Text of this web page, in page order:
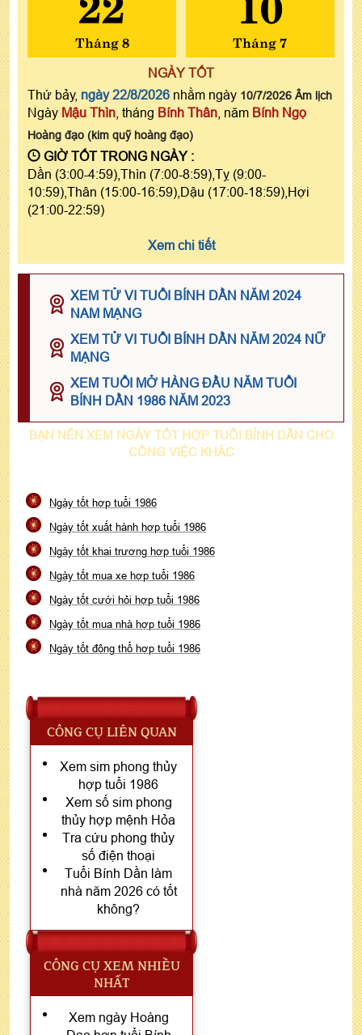
Tháng 8 Tháng 7
NGÀY TỐT
Thứ bảy, ngày 22/8/2026 nhằm ngày 10/7/2026 Âm lịch
Ngày Mậu Thìn , tháng Bính Thân , năm Bính Ngọ
Hoàng đạo (kim quỹ hoàng đạo)
GIỜ TỐT TRONG NGÀY :
Dần (3:00-4:59),Thìn (7:00-8:59),Tỵ (9:00-
10:59),Thân (15:00-16:59),Dậu (17:00-18:59),Hợi
(21:00-22:59)
Xem chi tiết
XEM TỬ VI TUỔI BÍNH DẦN NĂM 2024
NAM MẠNG
XEM TỬ VI TUỔI BÍNH DẦN NĂM 2024 NỮ
MẠNG
XEM TUỔI MỞ HÀNG ĐẦU NĂM TUỔI
BÍNH DẦN 1986 NĂM 2023
BẠN NÊN XEM NGÀY TỐT HỢP TUỔI BÍNH DẦN CHO
CÔNG VIỆC KHÁC
Ngày tốt hợp tuổi 1986
Ngày tốt xuất hành hợp tuổi 1986
Ngày tốt khai trương hợp tuổi 1986
Ngày tốt mua xe hợp tuổi 1986
Ngày tốt cưới hỏi hợp tuổi 1986
Ngày tốt mua nhà hợp tuổi 1986
Ngày tốt động thổ hợp tuổi 1986
CÔNG CỤ LIÊN QUAN
Xem sim phong thủy
hợp tuổi 1986
Xem số sim phong
thủy hợp mệnh Hỏa
Tra cứu phong thủy
số điện thoại
Tuổi Bính Dần làm
nhà năm 2026 có tốt
không?
CÔNG CỤ XEM NHIỀU
NHẤT
Xem ngày Hoàng